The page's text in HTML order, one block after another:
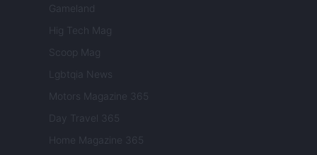
Gameland
Hig Tech Mag
Scoop Mag
Lgbtqia News
Motors Magazine 365
Day Travel 365
Home Magazine 365